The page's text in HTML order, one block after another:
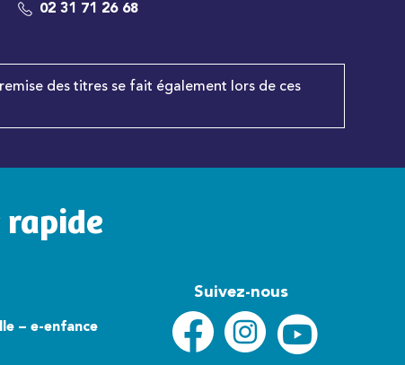
02 31 71 26 68
des titres se fait également lors de ces
rapide
– e-enfance
Suivez-nous